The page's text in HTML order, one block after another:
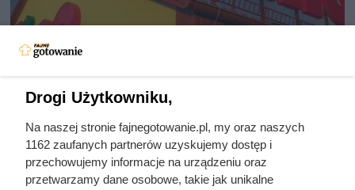
Nowa kawa w Dino robi furorę.
Kawosze zachwyceni smakiem, a
Drogi Użytkowniku,
Na naszej stronie fajnegotowanie.pl, my oraz naszych
1162 zaufanych partnerów uzyskujemy dostęp i
przechowujemy informacje na urządzeniu oraz
przetwarzamy dane osobowe, takie jak unikalne